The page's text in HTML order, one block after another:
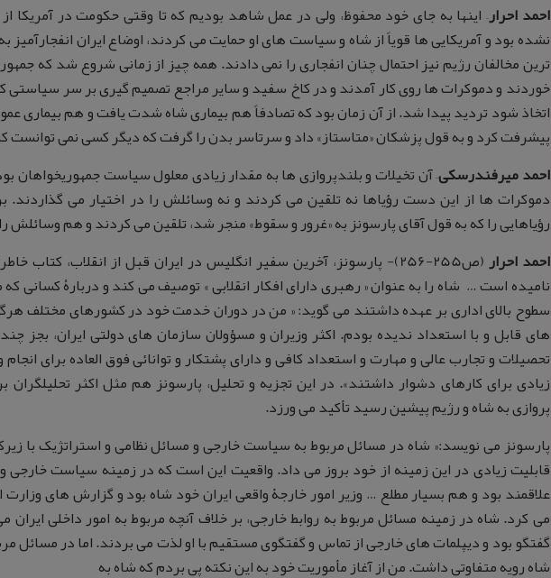
احمد احرار– اینها به جای خود محفوظ، ولی در عمل شاهد بودیم که تا وقتی حکومت در آمریکا
نشده بود و آمریکایی ها قویاً از شاه و سیاست های او حمایت می کردند، اوضاع ایران
ترین مخالفان رژیم نیز احتمال چنان انفجاری را نمی دادند. همه چیز از زمانی شروع شد که
خوردند و دموکرات ها روی کار آمدند و در کاخ سفید و سایر مراجع تصمیم گیری بر سر سیاستی
اتخاذ شود تردید پیدا شد. از آن زمان بود که تصادفاً هم بیماری شاه شدت یافت و هم بیماری
پیشرفت کرد و به قول پزشکان «متاستاز» داد و سرتاسر بدن را گرفت که دیگر کسی نمی
احمد میرفندرسکی– آن تخیلات و بلندپروازی ها به مقدار زیادی معلول سیاست جمهوریخواهان
دموکرات ها از این دست رؤیاها نه تلقین می کردند و نه وسائلش را در اختیار می
رؤیاهایی را که به قول آقای پارسونز به «غرور و سقوط» منجر شد، تلقین می کردند و هم وسائلش
احمد احرار(ص255-256)- پارسونز، آخرین سفیر انگلیس در ایران قبل از انقلاب، کتاب خاطرات خود را …
نامیده است … شاه را به عنوان « رهبری دارای افکار انقلابی » توصیف می کند و دربارۀ کسانی
سطوح بالای اداری بر عهده داشتند می گوید: « من در دوران خدمت خود در کشورهای مختلف
های قابل و با استعداد ندیده بودم. اکثر وزیران و مسؤولان سازمان های دولتی ایران، بجز
تحصیلات و تجارب عالی و مهارت و استعداد کافی و دارای پشتکار و توانائی فوق العاده برای
زیادی برای کارهای دشوار داشتند». در این تجزیه و تحلیل، پارسونز هم مثل اکثر تحلیلگران
پروازی به شاه و رژیم پیشین رسید تأکید می ورزد.
پارسونز می نویسد:« شاه در مسائل مربوط به سیاست خارجی و مسائل نظامی و استراتژیک با
قابلیت زیادی در این زمینه از خود بروز می داد. واقعیت این است که در زمینه سیاست خارجی
علاقمند بود و هم بسیار مطلع … وزیر امور خارجۀ واقعی ایران خود شاه بود و گزارش های وزارت
می کرد. شاه در زمینه مسائل مربوط به روابط خارجی، بر خلاف آنچه مربوط به امور داخلی
گفتگو بود و دیپلمات های خارجی از تماس و گفتگوی مستقیم با او لذت می بردند. اما در مسائل
شاه رویه متفاوتی داشت. من از آغاز مأموریت خود به این نکته پی بردم که شاه به